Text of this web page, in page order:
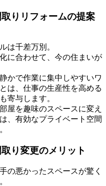
りリフォームの提案
は千差万別。
に合わせて、今の住まいが
かで作業に集中しやすいワ
は、仕事の生産性を高める
寄与します。
屋を趣味のスペースに変え
、有効なプライベート空間
り変更のメリット
の悪かったスペースが驚く